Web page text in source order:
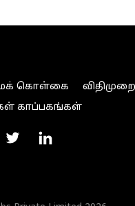
கொள்கை
காப்பகங்கள்